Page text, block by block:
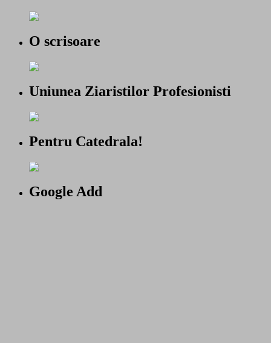
O scrisoare
Uniunea Ziaristilor Profesionisti
Pentru Catedrala!
Google Add